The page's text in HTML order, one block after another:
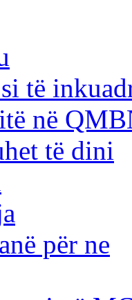
të
në
të dini
për ne